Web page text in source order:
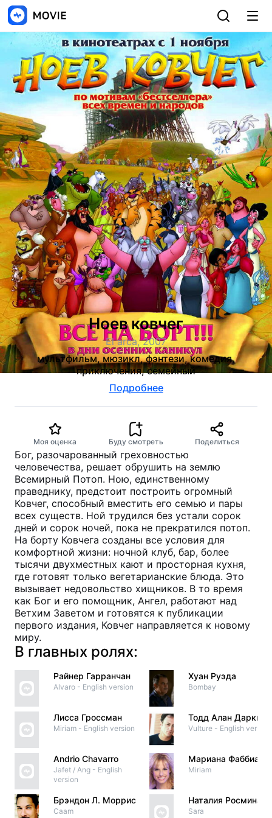
Ноев ковчег
El arca, 2007
мультфильм, мюзикл, фэнтези, комедия,
приключения, семейный
Подробнее
Моя оценка Буду смотреть Поделиться
Бог, разочарованный греховностью
человечества, решает обрушить на землю
Всемирный Потоп. Ною, единственному
праведнику, предстоит построить огромный
Ковчег, способный вместить его семью и пары
всех существ. Ной трудился без устали сорок
дней и сорок ночей, пока не прекратился потоп.
На борту Ковчега созданы все условия для
комфортной жизни: ночной клуб, бар, более
тысячи двухместных кают и просторная кухня,
где готовят только вегетарианские блюда. Это
вызывает недовольство хищников. В то время
как Бог и его помощник, Ангел, работают над
Ветхим Заветом и готовятся к публикации
первого издания, Ковчег направляется к новому
миру.
В главных ролях:
Райнер Гарранчан
Alvaro - English version
Лисса Гроссман
Miriam - English version
Andrio Chavarro
Jafet / Ang - English
version
Брэндон Л. Моррис
Caam
Хуан Руэда
Bombay
Тодд Алан Даркин
Vulture - English version
Мариана Фаббиани
Miriam
Наталия Росминати
Sara